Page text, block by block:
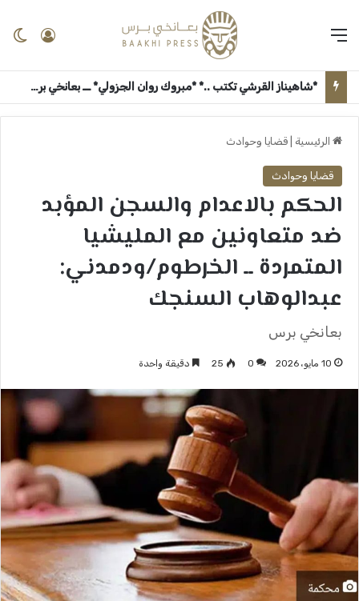
*شاهيناز القرشي تكتب ..* *مبروك روان الجزولي* ــ بعانخي برس
الرئيسية قضايا وحوادث
قضايا وحوادث
الحكم بالاعدام والسجن المؤبد
ضد متعاونين مع المليشيا
المتمردة ــ الخرطوم/ودمدني:
عبدالوهاب السنجك
بعانخي برس
10 مايو، 2026 0
25 دقيقة واحدة